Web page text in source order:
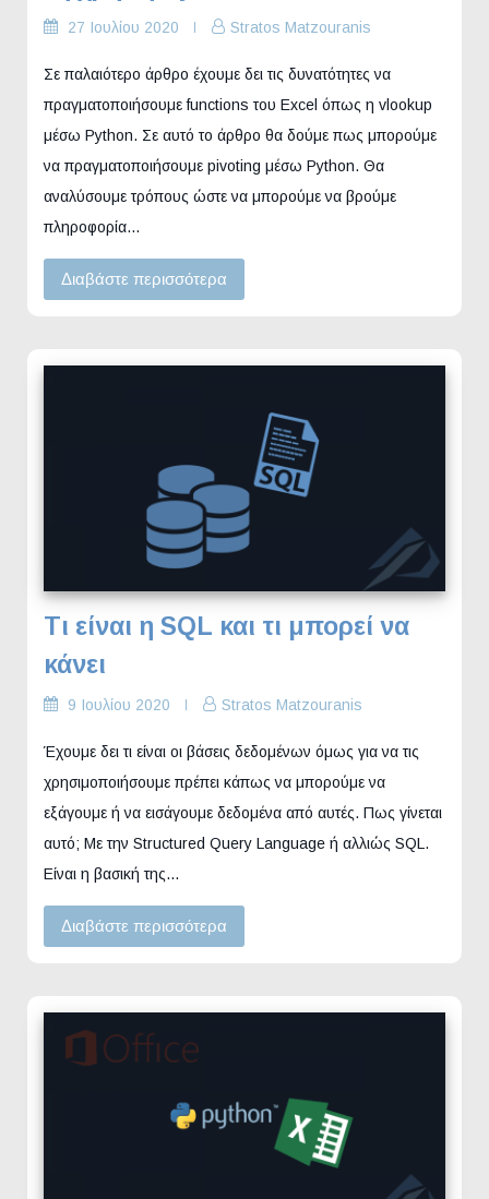
27 Ιουλίου 2020 Stratos Matzouranis
Σε παλαιότερο άρθρο έχουμε δει τις δυνατότητες να
πραγματοποιήσουμε functions του Excel όπως η vlookup
μέσω Python. Σε αυτό το άρθρο θα δούμε πως μπορούμε
να πραγματοποιήσουμε pivoting μέσω Python. Θα
αναλύσουμε τρόπους ώστε να μπορούμε να βρούμε
πληροφορία…
Διαβάστε περισσότερα
Τι είναι η SQL και τι μπορεί να
κάνει
9 Ιουλίου 2020 Stratos Matzouranis
Έχουμε δει τι είναι οι βάσεις δεδομένων όμως για να τις
χρησιμοποιήσουμε πρέπει κάπως να μπορούμε να
εξάγουμε ή να εισάγουμε δεδομένα από αυτές. Πως γίνεται
αυτό; Με την Structured Query Language ή αλλιώς SQL.
Είναι η βασική της…
Διαβάστε περισσότερα